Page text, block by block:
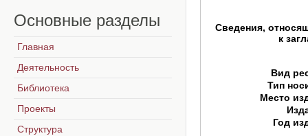
Сведения,
к
Вид
Тип
Место
Год
Основные разделы
Главная
Деятельность
Библиотека
Проекты
Структура